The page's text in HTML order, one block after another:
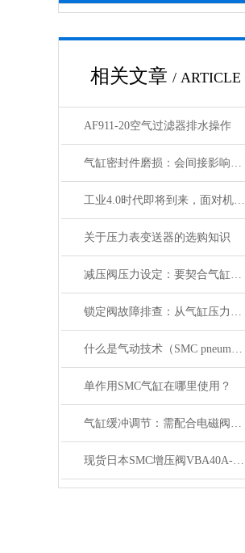
相关文章 / ARTICLE
AF911-20空气过滤器排水操作
气缸密封件磨损：会间接影响电磁阀与锁定阀的性能吗
工业4.0时代即将到来，面对机遇与挑战，日本SMC该如何应对？
关于压力表变送器的选购知识
减压阀压力设定：要契合气缸负载与电磁阀的工作范围
锁定阀故障排查：从气缸压力变化与电磁阀信号入手
什么是气动技术（SMC pneumatics）
单作用SMC气缸在哪里使用？
气缸缓冲调节：需配合电磁阀的响应速度来调整
现货日本SMC增压阀VBA40A-04GN